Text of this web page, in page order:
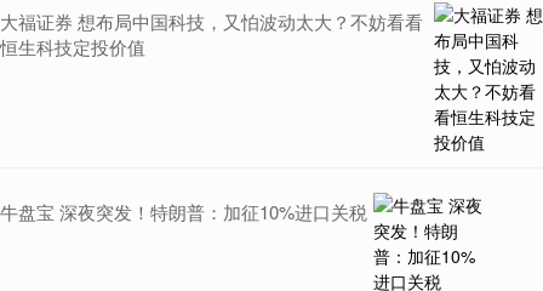
大福证券 想布局中国科技，又怕波动太大？不妨看看
恒生科技定投价值
牛盘宝 深夜突发！特朗普：加征10%进口关税